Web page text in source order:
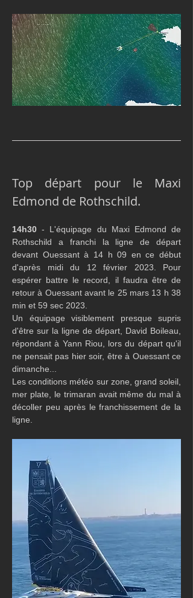
Top départ pour le Maxi
Edmond de Rothschild.
14h30 - L'équipage du Maxi Edmond de
Rothschild a franchi la ligne de départ
devant Ouessant à 14 h 09 en ce début
d'après midi du 12 février 2023. Pour
espérer battre le record, il faudra être de
retour à Ouessant avant le 25 mars 13 h 38
min et 59 sec 2023.
Un équipage visiblement presque supris
d'être sur la ligne de départ, David Boileau,
répondant à Yann Riou, lors du départ qu'il
ne pensait pas hier soir, être à Ouessant ce
dimanche...
Les conditions météo sur zone, grand soleil,
mer plate, le trimaran avait même du mal à
décoller peu après le franchissement de la
ligne.